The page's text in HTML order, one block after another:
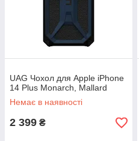
UAG Чохол для Apple iPhone
14 Plus Monarch, Mallard
Немає в наявності
2 399 ₴